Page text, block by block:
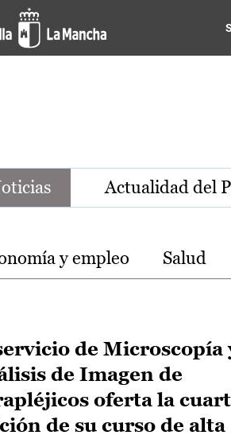
la región de
Actualidad del
y empleo Salud
de Microscopía
de Imagen de
oferta la
de su curso de alta